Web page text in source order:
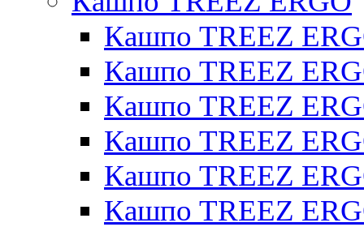
Кашпо TREEZ
Кашпо TREEZ
Кашпо TREEZ
Кашпо TREEZ
Кашпо TREEZ
Кашпо TREEZ